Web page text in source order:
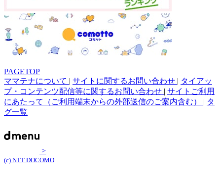
PAGETOP
ママテナについて | サイトに関するお問い合わせ | タイアッ
プ・コンテンツ配信等に関するお問い合わせ | サイトご利用
にあたって（ご利用端末からの外部送信のご案内含む） | タ
グ一覧
>
(c) NTT DOCOMO